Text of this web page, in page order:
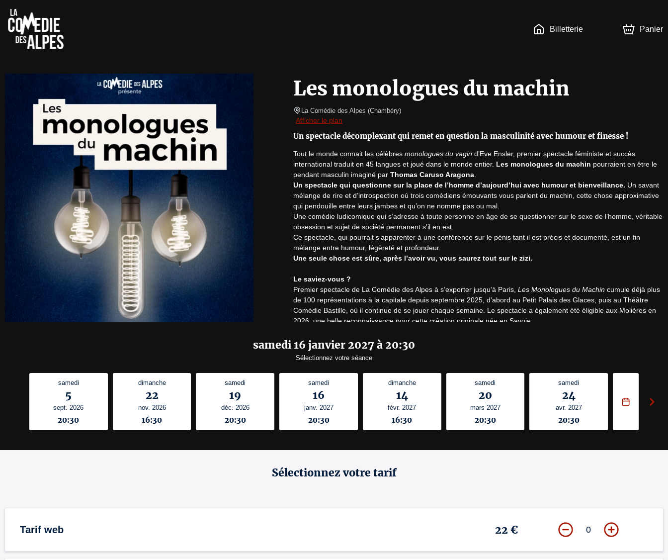
Billetterie Panier
Les monologues du machin
La Comédie des Alpes (Chambéry)
Afficher le plan
Un spectacle décomplexant qui remet en question la masculinité avec humour et finesse !
Tout le monde connait les célèbres monologues du vagin d’Eve Ensler, premier spectacle féministe et succès
international traduit en 45 langues et joué dans le monde entier. Les monologues du machin pourraient en être le
pendant masculin imaginé par Thomas Caruso Aragona
Un spectacle qui questionne sur la place de l’homme d’aujourd’hui avec humour et bienveillance. Un savant
mélange de rire et d’introspection où trois comédiens émouvants vous parlent du machin, cette chose approximative
qui pendouille entre leurs jambes et qu’on ne nomme pas ou mal.
Une comédie ludicomique qui s’adresse à toute personne en âge de se questionner sur le sexe de l’homme, véritable
obsession et sujet de société permanent s’il en est.
Ce spectacle, qui pourrait s’apparenter à une conférence sur le pénis tant il est précis et documenté, est un fin
Une seule chose est sûre, après l’avoir vu, vous saurez tout sur le zizi.
Le saviez-vous ?
Premier spectacle de La Comédie des Alpes à s’exporter jusqu’à Paris, Les Monologues du Machin cumule déjà plus
de 100 représentations à la capitale depuis septembre 2025, d’abord au Petit Palais des Glaces, puis au Théâtre
Comédie Bastille, où il continue de se jouer chaque semaine. Le spectacle a également été éligible aux Molières en
2026, une belle reconnaissance pour cette création originale née en Savoie.
Spectacle à partir de 14 ans.
« Porté par une écriture fine et intelligente, ce spectacle engagé séduit par son humour, sa justesse et la force de ses
propos. »
Le Dauphiné Libéré
« Cette pièce est un événement. Elle conjugue intelligence, humour et humanité. Elle mérite d’être vue, partagée et
discutée. Le tout-Paris en parlera, et il aura raison. »
« C’est drôlissime, parfois touchant, souvent surprenant. Bref : n’y allez pas… courez-y ! »
Sortir à Paris
samedi 16 janvier 2027 à 20:30
Sélectionnez votre séance
samedi
5
sept. 2026
20:30
dimanche
22
nov. 2026
16:30
samedi
19
déc. 2026
20:30
samedi
16
janv. 2027
20:30
dimanche
14
févr. 2027
16:30
samedi
20
mars 2027
20:30
samedi
24
avr. 2027
20:30
Sélectionnez votre tarif
Tarif web 22 € 0